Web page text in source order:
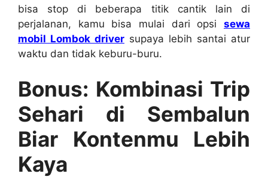
bisa stop di beberapa titik cantik lain di
perjalanan, kamu bisa mulai dari opsi sewa
mobil Lombok driver supaya lebih santai atur
waktu dan tidak keburu-buru.
Bonus: Kombinasi Trip
Sehari di Sembalun
Biar Kontenmu Lebih
Kaya